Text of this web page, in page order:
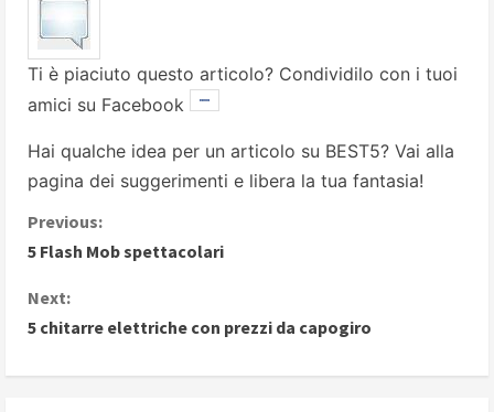
Ti è piaciuto questo articolo? Condividilo con i tuoi
amici su Facebook
Hai qualche idea per un articolo su BEST5? Vai alla
pagina dei suggerimenti e libera la tua fantasia!
C
n
t
Previous:
5 Flash Mob spettacolari
Next:
5 chitarre elettriche con prezzi da capogiro